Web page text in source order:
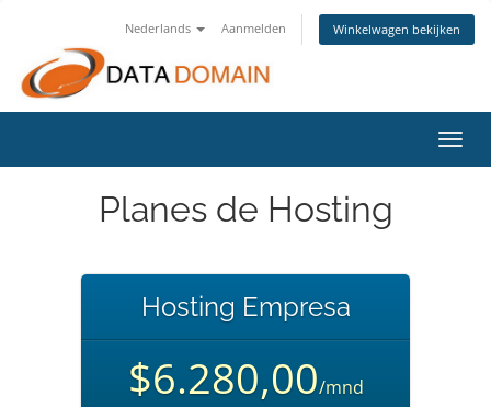
Nederlands Aanmelden Winkelwagen bekijken
in-/
Planes de Hosting
Hosting Empresa
$6.280,00/mnd